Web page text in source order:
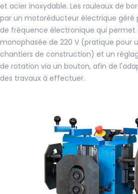
et acier inoxydable. Les rouleaux de
par un motoréducteur électrique géré
de fréquence électronique qui
monophasée de 220 V (pratique pour
chantiers de construction) et un
de rotation via un bouton, afin de
des travaux à effectuer.